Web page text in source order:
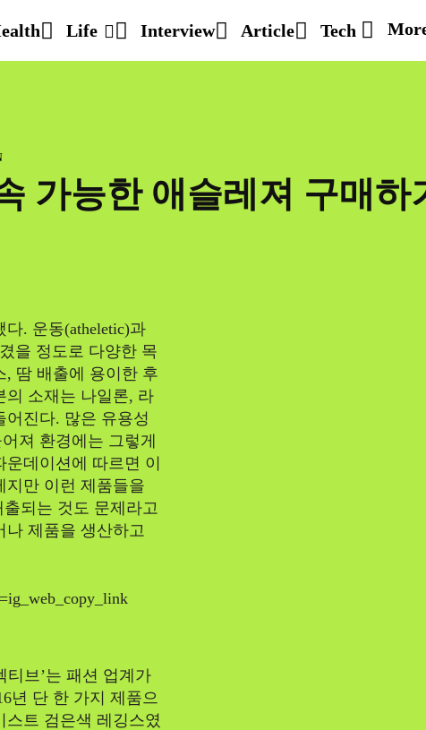
Life Interview Article Tech
가능한 애슬레져 구매하
. 운동(atheletic)과
을 정도로 다양한 목
, 땀 배출에 용이한 후
의 소재는 나일론, 라
진다. 많은 유용성
져 환경에는 그렇게
데이션에 따르면 이
지만 이런 제품들을
되는 것도 문제라고
제품을 생산하고
티브’는 패션 업계가
년 단 한 가지 제품으
스트 검은색 레깅스였